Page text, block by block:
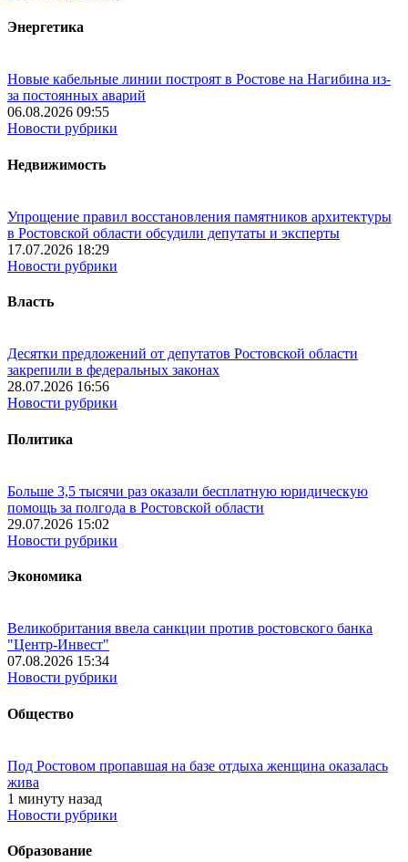
Энергетика
Новые кабельные линии построят в Ростове на Нагибина из-
за постоянных аварий
06.08.2026 09:55
Новости рубрики
Недвижимость
Упрощение правил восстановления памятников архитектуры
в Ростовской области обсудили депутаты и эксперты
17.07.2026 18:29
Новости рубрики
Власть
Десятки предложений от депутатов Ростовской области
закрепили в федеральных законах
28.07.2026 16:56
Новости рубрики
Политика
Больше 3,5 тысячи раз оказали бесплатную юридическую
помощь за полгода в Ростовской области
29.07.2026 15:02
Новости рубрики
Экономика
Великобритания ввела санкции против ростовского банка
"Центр-Инвест"
07.08.2026 15:34
Новости рубрики
Общество
Под Ростовом пропавшая на базе отдыха женщина оказалась
жива
1 минуту назад
Новости рубрики
Образование